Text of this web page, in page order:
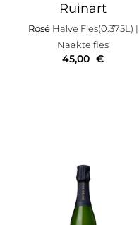
Ruinart
Rosé Halve Fles(0.375L) |
Naakte fles
45,00 €